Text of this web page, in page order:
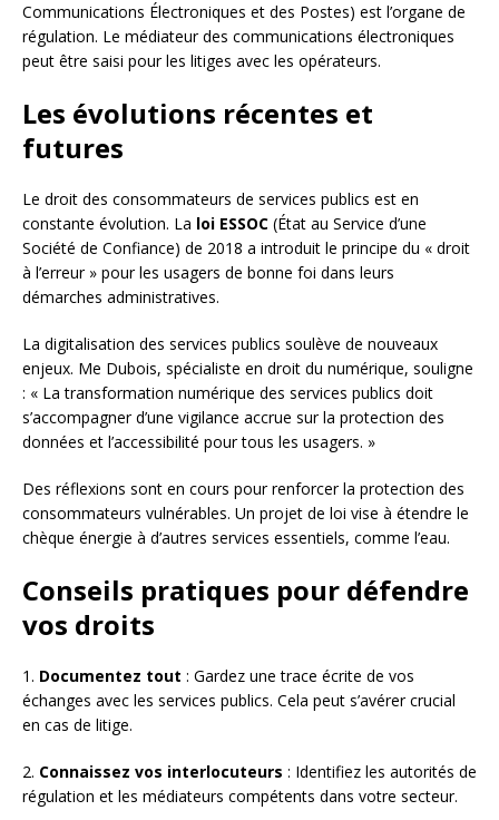
Communications Électroniques et des Postes) est l’organe de
régulation. Le médiateur des communications électroniques
peut être saisi pour les litiges avec les opérateurs.
Les évolutions récentes et
futures
Le droit des consommateurs de services publics est en
constante évolution. La loi ESSOC (État au Service d’une
Société de Confiance) de 2018 a introduit le principe du « droit
à l’erreur » pour les usagers de bonne foi dans leurs
démarches administratives.
La digitalisation des services publics soulève de nouveaux
enjeux. Me Dubois, spécialiste en droit du numérique, souligne
: « La transformation numérique des services publics doit
s’accompagner d’une vigilance accrue sur la protection des
données et l’accessibilité pour tous les usagers. »
Des réflexions sont en cours pour renforcer la protection des
consommateurs vulnérables. Un projet de loi vise à étendre le
chèque énergie à d’autres services essentiels, comme l’eau.
Conseils pratiques pour défendre
vos droits
1. Documentez tout : Gardez une trace écrite de vos
échanges avec les services publics. Cela peut s’avérer crucial
en cas de litige.
2. Connaissez vos interlocuteurs : Identifiez les autorités de
régulation et les médiateurs compétents dans votre secteur.